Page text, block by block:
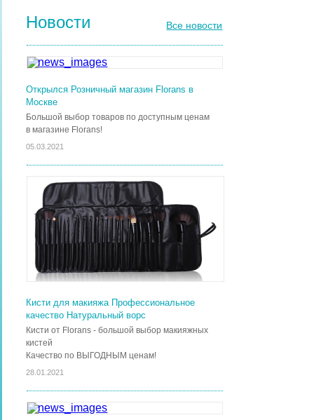
Новости Все новости
Открылся Розничный магазин Florans в
Москве
Большой выбор товаров по доступным ценам
в магазине Florans!
05.03.2021
Кисти для макияжа Профессиональное
качество Натуральный ворс
Кисти от Florans - большой выбор макияжных
кистей
Качество по ВЫГОДНЫМ ценам!
28.01.2021